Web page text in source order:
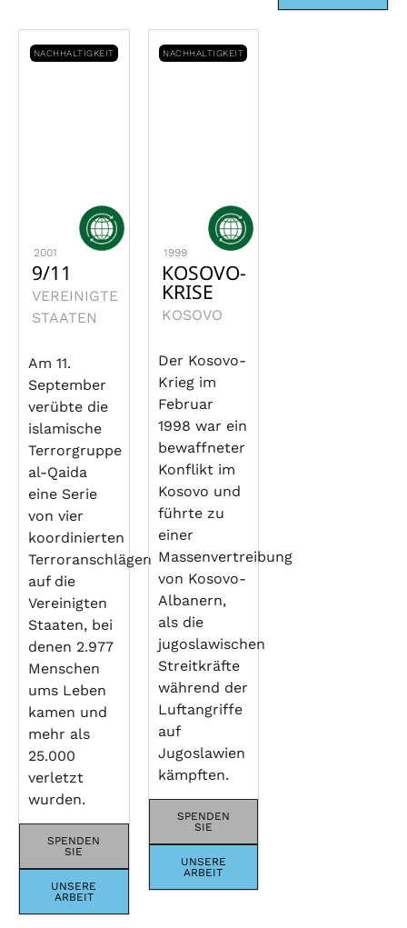
NACHHALTIGKEIT
2001
9/11
VEREINIGTE
STAATEN
Am 11.
September
verübte die
islamische
Terrorgruppe
al-Qaida
eine Serie
von vier
koordinierten
Terroranschlägen
auf die
Vereinigten
Staaten, bei
denen 2.977
Menschen
ums Leben
kamen und
mehr als
25.000
verletzt
wurden.
SPENDEN
SIE
UNSERE
ARBEIT
NACHHALTIGKEIT
1999
KOSOVO-
KRISE
KOSOVO
Der Kosovo-
Krieg im
Februar
1998 war ein
bewaffneter
Konflikt im
Kosovo und
führte zu
einer
Massenvertreibung
von Kosovo-
Albanern,
als die
jugoslawischen
Streitkräfte
während der
Luftangriffe
auf
Jugoslawien
kämpften.
SPENDEN
SIE
UNSERE
ARBEIT